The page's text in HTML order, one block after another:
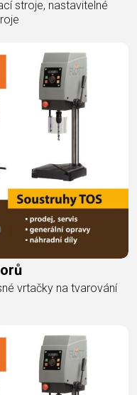
stroje, nastavitelné
vrtačky na tvarování